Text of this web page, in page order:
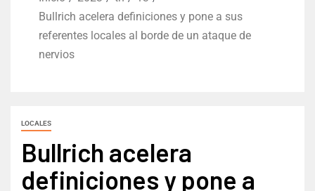
Bullrich acelera definiciones y pone a sus
referentes locales al borde de un ataque de
nervios
LOCALES
Bullrich acelera
definiciones y pone a